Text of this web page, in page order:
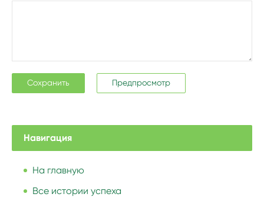
Навигация
На главную
Все истории успеха